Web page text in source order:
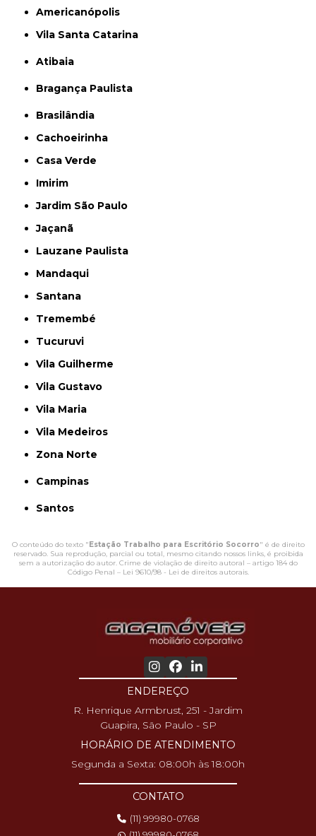
Americanópolis
Vila Santa Catarina
Atibaia
Bragança Paulista
Brasilândia
Cachoeirinha
Casa Verde
Imirim
Jardim São Paulo
Jaçanã
Lauzane Paulista
Mandaqui
Santana
Tremembé
Tucuruvi
Vila Guilherme
Vila Gustavo
Vila Maria
Vila Medeiros
Zona Norte
Campinas
Santos
O conteúdo do texto "Estação Trabalho para Escritório Socorro" é de direito
reservado. Sua reprodução, parcial ou total, mesmo citando nossos links, é proibida
sem a autorização do autor. Crime de violação de direito autoral – artigo 184 do
Código Penal – Lei 9610/98 - Lei de direitos autorais.
ENDEREÇO
R. Henrique Armbrust, 251 - Jardim
Guapira, São Paulo - SP
HORÁRIO DE ATENDIMENTO
Segunda a Sexta: 08:00h às 18:00h
CONTATO
(11) 99980-0768